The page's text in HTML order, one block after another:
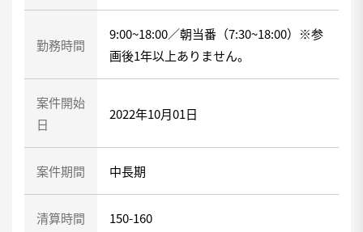
勤務時間
9:00~18:00／朝当番（7:30~18:00）※参
画後1年以上ありません。
案件開始
日
2022年10月01日
案件期間 中長期
清算時間 150-160